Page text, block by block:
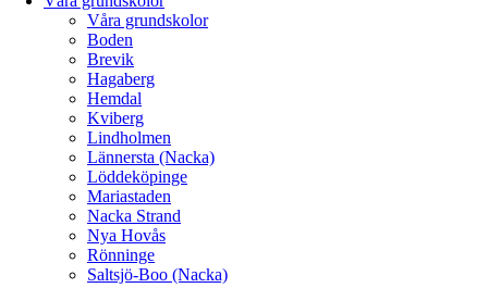
Våra grundskolor
Boden
Brevik
Hagaberg
Hemdal
Kviberg
Lindholmen
Lännersta (Nacka)
Löddeköpinge
Mariastaden
Nacka Strand
Nya Hovås
Rönninge
Saltsjö-Boo (Nacka)